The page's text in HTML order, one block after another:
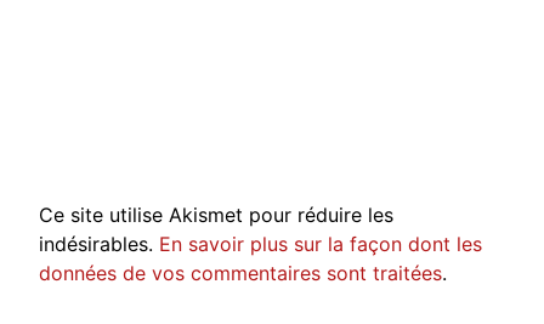
Ce site utilise Akismet pour réduire les
indésirables. En savoir plus sur la façon dont les
données de vos commentaires sont traitées.